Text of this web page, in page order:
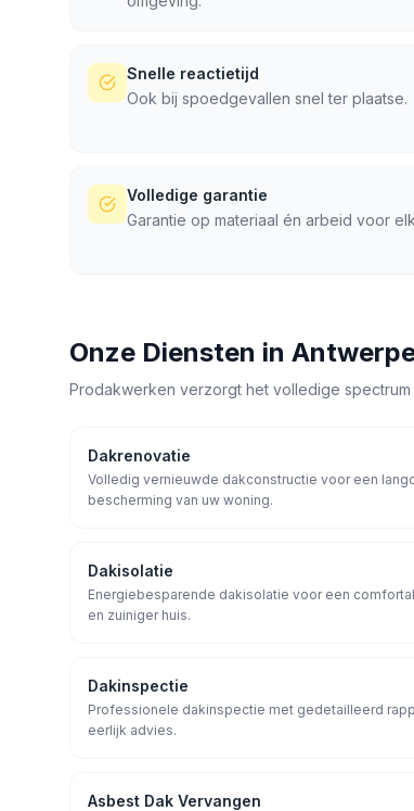
Snelle reactietijd
Ook bij spoedgevallen snel ter plaatse.
Volledige garantie
Garantie op materiaal én arbeid voor
Onze Diensten in
Prodakwerken verzorgt het volledige
Dakrenovatie
Volledig vernieuwde dakconstructie voor een
bescherming van uw woning.
Dakisolatie
Energiebesparende dakisolatie voor een
en zuiniger huis.
Dakinspectie
Professionele dakinspectie met gedetailleerd
eerlijk advies.
Asbest Dak Vervangen